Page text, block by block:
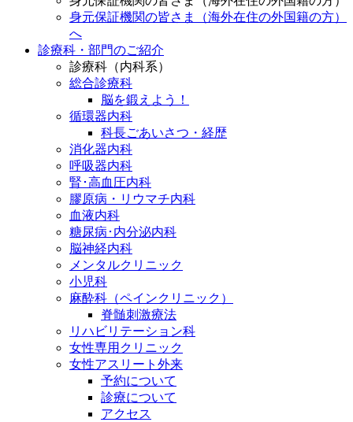
身元保証機関の皆さま（海外在住の外国籍の方）
へ
診療科・部門のご紹介
診療科（内科系）
総合診療科
脳を鍛えよう！
循環器内科
科長ごあいさつ・経歴
消化器内科
呼吸器内科
腎･高血圧内科
膠原病・リウマチ内科
血液内科
糖尿病･内分泌内科
脳神経内科
メンタルクリニック
小児科
麻酔科（ペインクリニック）
脊髄刺激療法
リハビリテーション科
女性専用クリニック
女性アスリート外来
予約について
診療について
アクセス